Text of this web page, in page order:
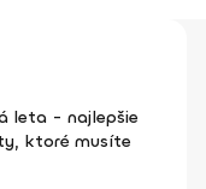
leta - najlepšie
ktoré musíte